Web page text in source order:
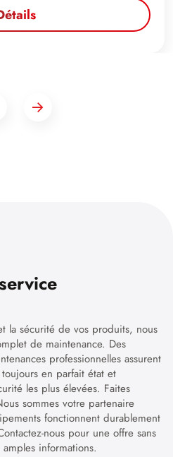
la sécurité de vos produits, nous
de maintenance. Des
professionnelles assurent
en parfait état et
les plus élevées. Faites
sommes votre partenaire
fonctionnent durablement
nous pour une offre sans
informations.